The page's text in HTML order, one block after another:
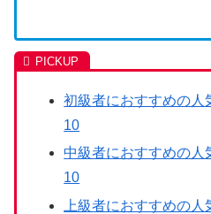
初級者におすすめの人
10
中級者におすすめの人
10
上級者におすすめの